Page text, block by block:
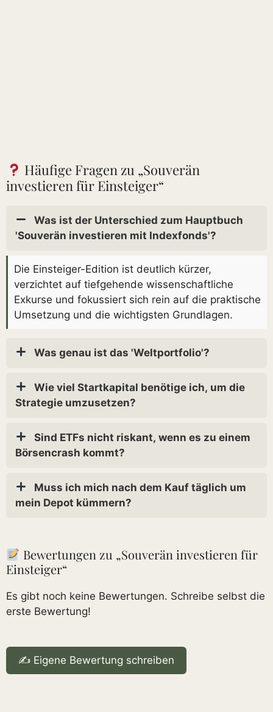
Häufige Fragen zu „Souverän
investieren für Einsteiger“
Was ist der Unterschied zum Hauptbuch
'Souverän investieren mit Indexfonds'?
Die Einsteiger-Edition ist deutlich kürzer,
verzichtet auf tiefgehende wissenschaftliche
Exkurse und fokussiert sich rein auf die praktische
Umsetzung und die wichtigsten Grundlagen.
Was genau ist das 'Weltportfolio'?
Wie viel Startkapital benötige ich, um die
Strategie umzusetzen?
Sind ETFs nicht riskant, wenn es zu einem
Börsencrash kommt?
mein Depot kümmern?
Bewertungen zu „Souverän investieren für
Einsteiger“
Es gibt noch keine Bewertungen. Schreibe selbst die
erste Bewertung!
✍️ Eigene Bewertung schreiben